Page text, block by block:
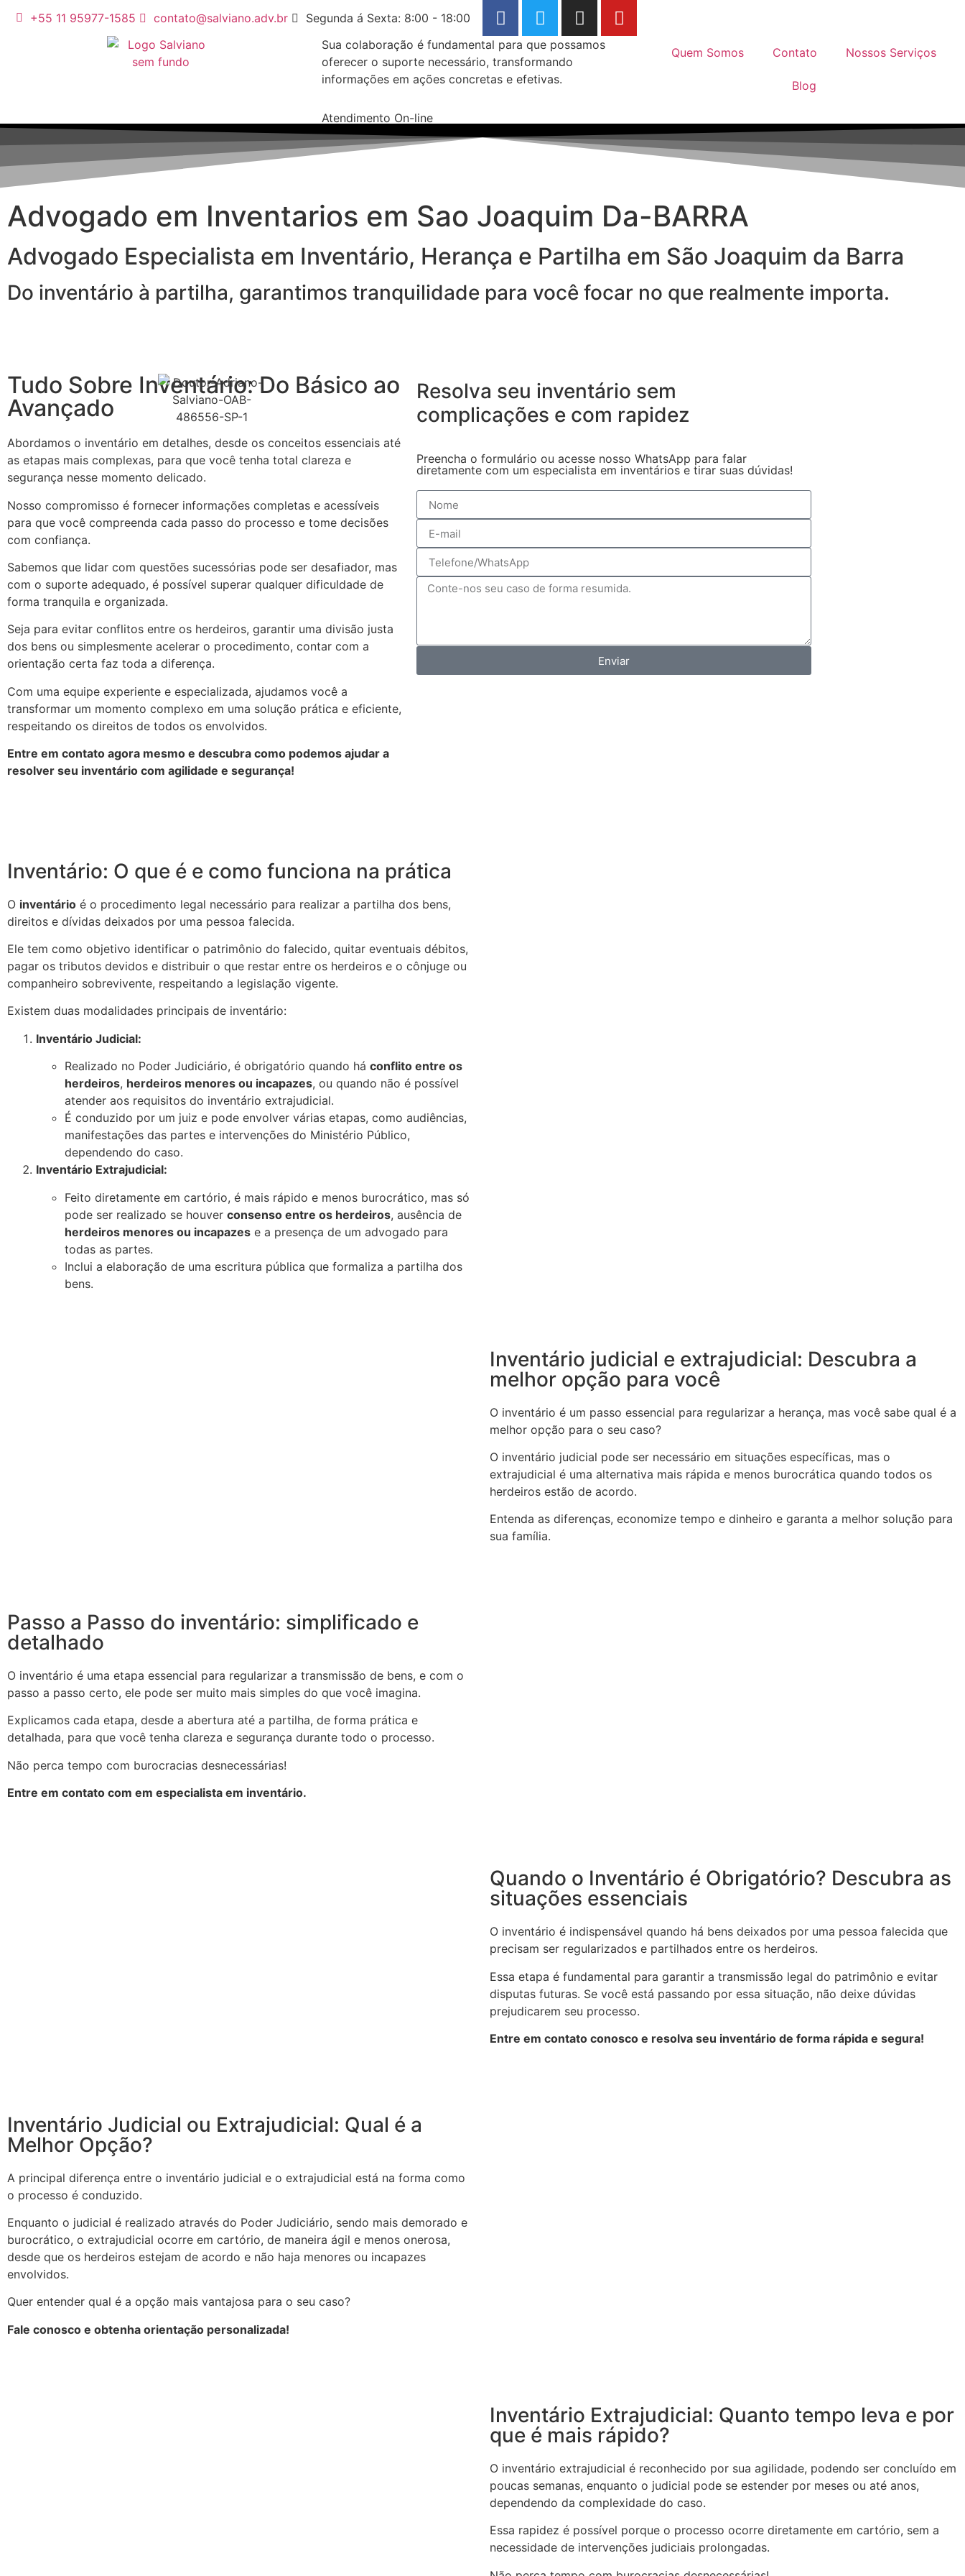
+55 11 95977-1585 contato@salviano.adv.br
Segunda á Sexta: 8:00 - 18:00
Sua colaboração é fundamental para que possamos
oferecer o suporte necessário, transformando
informações em ações concretas e efetivas.
Atendimento On-line
Quem Somos Contato Nossos Serviços
Blog
Advogado em Inventarios em Sao Joaquim Da-BARRA
Advogado Especialista em Inventário, Herança e Partilha em São Joaquim da Barra
Do inventário à partilha, garantimos tranquilidade para você focar no que realmente importa.
Tudo Sobre Inventário: Do Básico ao
Avançado
Abordamos o inventário em detalhes, desde os conceitos essenciais até
as etapas mais complexas, para que você tenha total clareza e
segurança nesse momento delicado.
Nosso compromisso é fornecer informações completas e acessíveis
para que você compreenda cada passo do processo e tome decisões
com confiança.
Sabemos que lidar com questões sucessórias pode ser desafiador, mas
com o suporte adequado, é possível superar qualquer dificuldade de
forma tranquila e organizada.
Seja para evitar conflitos entre os herdeiros, garantir uma divisão justa
dos bens ou simplesmente acelerar o procedimento, contar com a
orientação certa faz toda a diferença.
Com uma equipe experiente e especializada, ajudamos você a
transformar um momento complexo em uma solução prática e eficiente,
respeitando os direitos de todos os envolvidos.
Entre em contato agora mesmo e descubra como podemos ajudar a
resolver seu inventário com agilidade e segurança!
Resolva seu inventário sem
complicações e com rapidez
Preencha o formulário ou acesse nosso WhatsApp para falar
diretamente com um especialista em inventários e tirar suas dúvidas!
Enviar
Inventário: O que é e como funciona na prática
O inventário é o procedimento legal necessário para realizar a partilha dos bens,
direitos e dívidas deixados por uma pessoa falecida.
Ele tem como objetivo identificar o patrimônio do falecido, quitar eventuais débitos,
pagar os tributos devidos e distribuir o que restar entre os herdeiros e o cônjuge ou
companheiro sobrevivente, respeitando a legislação vigente.
Existem duas modalidades principais de inventário:
Inventário Judicial:
Realizado no Poder Judiciário, é obrigatório quando há conflito entre os
herdeiros, herdeiros menores ou incapazes, ou quando não é possível
atender aos requisitos do inventário extrajudicial.
É conduzido por um juiz e pode envolver várias etapas, como audiências,
manifestações das partes e intervenções do Ministério Público,
dependendo do caso.
Inventário Extrajudicial:
Feito diretamente em cartório, é mais rápido e menos burocrático, mas só
pode ser realizado se houver consenso entre os herdeiros, ausência de
herdeiros menores ou incapazes e a presença de um advogado para
todas as partes.
Inclui a elaboração de uma escritura pública que formaliza a partilha dos
bens.
Inventário judicial e extrajudicial: Descubra a
melhor opção para você
O inventário é um passo essencial para regularizar a herança, mas você sabe qual é a
melhor opção para o seu caso?
O inventário judicial pode ser necessário em situações específicas, mas o
extrajudicial é uma alternativa mais rápida e menos burocrática quando todos os
herdeiros estão de acordo.
Entenda as diferenças, economize tempo e dinheiro e garanta a melhor solução para
sua família.
Passo a Passo do inventário: simplificado e
detalhado
O inventário é uma etapa essencial para regularizar a transmissão de bens, e com o
passo a passo certo, ele pode ser muito mais simples do que você imagina.
Explicamos cada etapa, desde a abertura até a partilha, de forma prática e
detalhada, para que você tenha clareza e segurança durante todo o processo.
Não perca tempo com burocracias desnecessárias!
Entre em contato com em especialista em inventário.
Quando o Inventário é Obrigatório? Descubra as
situações essenciais
O inventário é indispensável quando há bens deixados por uma pessoa falecida que
precisam ser regularizados e partilhados entre os herdeiros.
Essa etapa é fundamental para garantir a transmissão legal do patrimônio e evitar
disputas futuras. Se você está passando por essa situação, não deixe dúvidas
prejudicarem seu processo.
Entre em contato conosco e resolva seu inventário de forma rápida e segura!
Inventário Judicial ou Extrajudicial: Qual é a
Melhor Opção?
A principal diferença entre o inventário judicial e o extrajudicial está na forma como
o processo é conduzido.
Enquanto o judicial é realizado através do Poder Judiciário, sendo mais demorado e
burocrático, o extrajudicial ocorre em cartório, de maneira ágil e menos onerosa,
desde que os herdeiros estejam de acordo e não haja menores ou incapazes
envolvidos.
Quer entender qual é a opção mais vantajosa para o seu caso?
Fale conosco e obtenha orientação personalizada!
Inventário Extrajudicial: Quanto tempo leva e por
que é mais rápido?
O inventário extrajudicial é reconhecido por sua agilidade, podendo ser concluído em
poucas semanas, enquanto o judicial pode se estender por meses ou até anos,
dependendo da complexidade do caso.
Essa rapidez é possível porque o processo ocorre diretamente em cartório, sem a
necessidade de intervenções judiciais prolongadas.